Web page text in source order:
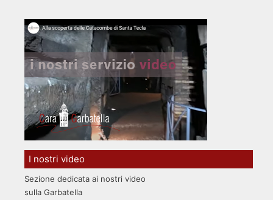
I nostri video
Sezione dedicata ai nostri video
sulla Garbatella